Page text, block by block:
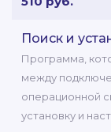
Поиск и
Программа,
между
операционной
установку и